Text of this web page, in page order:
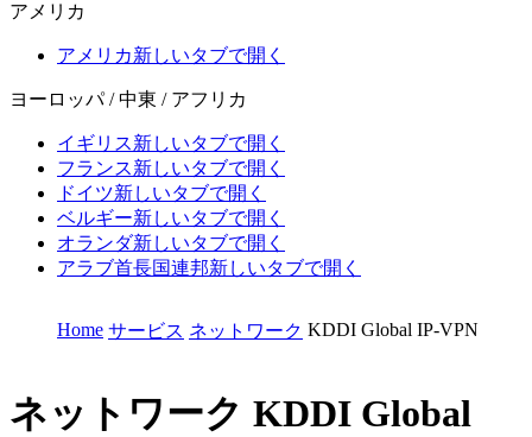
アメリカ
アメリカ新しいタブで開く
ヨーロッパ / 中東 / アフリカ
イギリス新しいタブで開く
フランス新しいタブで開く
ドイツ新しいタブで開く
ベルギー新しいタブで開く
オランダ新しいタブで開く
アラブ首長国連邦新しいタブで開く
Home サービス ネットワーク KDDI Global IP-VPN
ネットワーク KDDI Global